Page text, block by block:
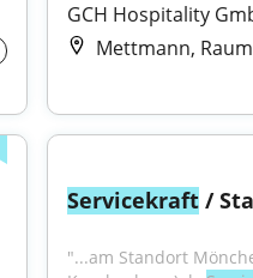
GCH Hospitality
Mettmann, Raum
Servicekraft /
"...am Standort